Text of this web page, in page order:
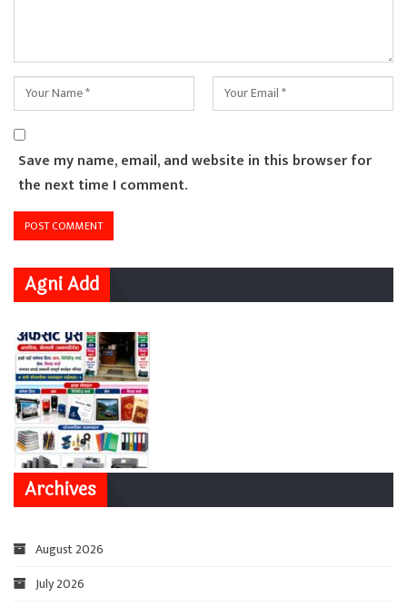
Save my name, email, and website in this browser for
the next time I comment.
Agni Add
Archives
August 2026
July 2026